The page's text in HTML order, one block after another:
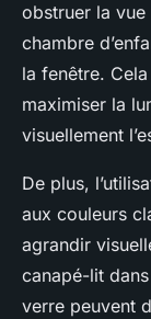
obstruer la vue
chambre
la fenêtre.
maximiser la
visuellement
De plus,
aux couleurs
agrandir
canapé-lit
verre peuvent